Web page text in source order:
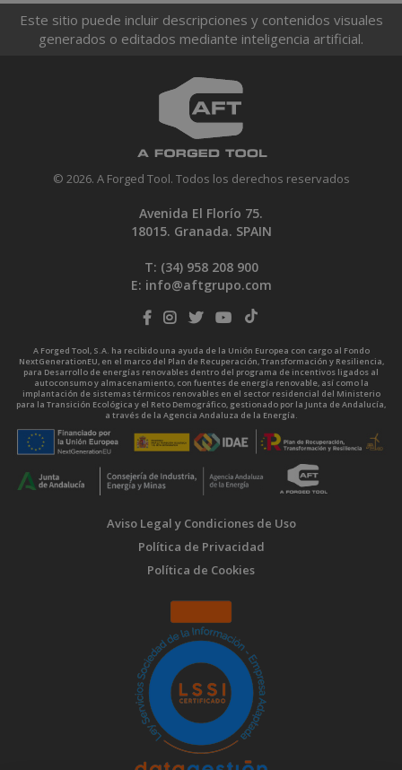
Este sitio puede incluir descripciones y contenidos visuales
generados o editados mediante inteligencia artificial.
© 2026. A Forged Tool. Todos los derechos reservados
Avenida El Florío 75.
18015. Granada. SPAIN
T: (34) 958 208 900
E: info@aftgrupo.com
A Forged Tool, S.A. ha recibido una ayuda de la Unión Europea con cargo al Fondo
NextGenerationEU, en el marco del Plan de Recuperación, Transformación y Resiliencia,
para Desarrollo de energías renovables dentro del programa de incentivos ligados al
autoconsumo y almacenamiento, con fuentes de energía renovable, así como la
implantación de sistemas térmicos renovables en el sector residencial del Ministerio
para la Transición Ecológica y el Reto Demográfico, gestionado por la Junta de Andalucía,
a través de la Agencia Andaluza de la Energía.
Aviso Legal y Condiciones de Uso
Política de Privacidad
Política de Cookies